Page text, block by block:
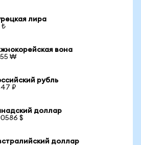
лира
₺
вона
₩
рубль
₽
доллар
$
доллар